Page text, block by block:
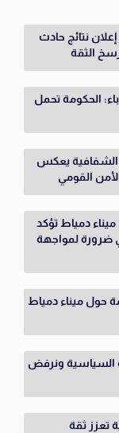
نتائج حادث
الثقة
الحكومة تحمل
الشفافية يعكس
القومي
دمياط تؤكد
ضرورة لمواجهة
حول ميناء دمياط
السياسية ونرفض
تعزز ثقة